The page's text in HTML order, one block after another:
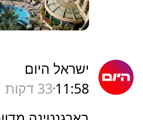
ישראל היום
11:58 33 דקות